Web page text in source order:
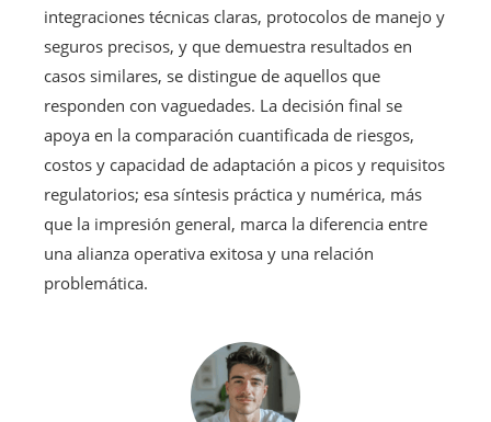
integraciones técnicas claras, protocolos de manejo y
seguros precisos, y que demuestra resultados en
casos similares, se distingue de aquellos que
responden con vaguedades. La decisión final se
apoya en la comparación cuantificada de riesgos,
costos y capacidad de adaptación a picos y requisitos
regulatorios; esa síntesis práctica y numérica, más
que la impresión general, marca la diferencia entre
una alianza operativa exitosa y una relación
problemática.